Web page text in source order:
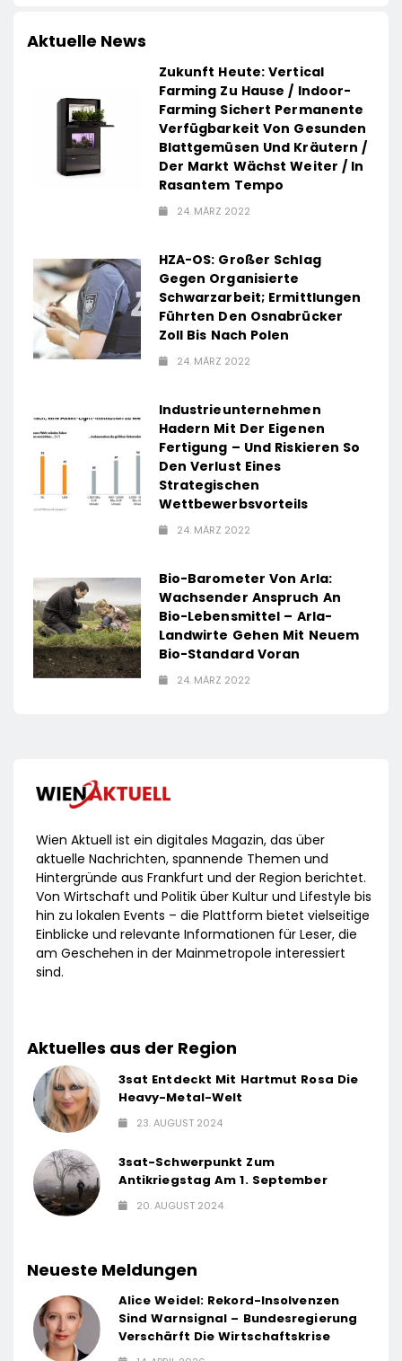
Aktuelle News
Zukunft Heute: Vertical
Farming Zu Hause / Indoor-
Farming Sichert Permanente
Verfügbarkeit Von Gesunden
Blattgemüsen Und Kräutern /
Der Markt Wächst Weiter / In
Rasantem Tempo
24. MÄRZ 2022
HZA-OS: Großer Schlag
Gegen Organisierte
Schwarzarbeit; Ermittlungen
Führten Den Osnabrücker
Zoll Bis Nach Polen
24. MÄRZ 2022
Industrieunternehmen
Hadern Mit Der Eigenen
Fertigung – Und Riskieren So
Den Verlust Eines
Strategischen
Wettbewerbsvorteils
24. MÄRZ 2022
Bio-Barometer Von Arla:
Wachsender Anspruch An
Bio-Lebensmittel – Arla-
Landwirte Gehen Mit Neuem
Bio-Standard Voran
24. MÄRZ 2022
Wien Aktuell ist ein digitales Magazin, das über
aktuelle Nachrichten, spannende Themen und
Hintergründe aus Frankfurt und der Region berichtet.
Von Wirtschaft und Politik über Kultur und Lifestyle bis
hin zu lokalen Events – die Plattform bietet vielseitige
Einblicke und relevante Informationen für Leser, die
am Geschehen in der Mainmetropole interessiert
sind.
Aktuelles aus der Region
3sat Entdeckt Mit Hartmut Rosa Die
Heavy-Metal-Welt
23. AUGUST 2024
3sat-Schwerpunkt Zum
Antikriegstag Am 1. September
20. AUGUST 2024
Neueste Meldungen
Alice Weidel: Rekord-Insolvenzen
Sind Warnsignal – Bundesregierung
Verschärft Die Wirtschaftskrise